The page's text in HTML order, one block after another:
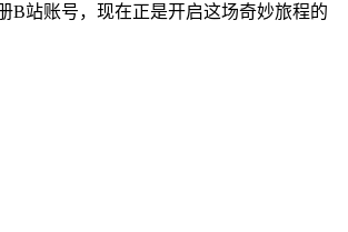
B站账号，现在正是开启这场奇妙旅程的